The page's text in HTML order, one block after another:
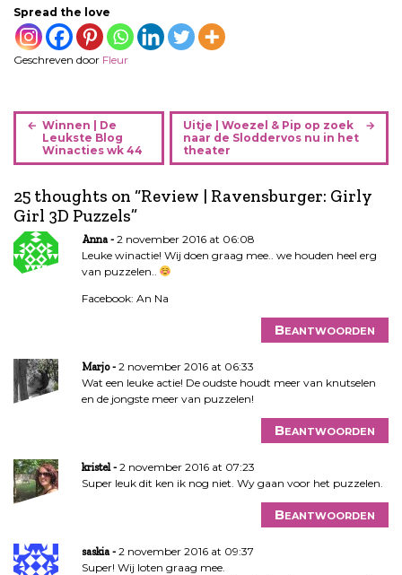
Spread the love
Geschreven door Fleur
B
r
c
h
t
n
a
a
t
i
Winnen | De
Leukste Blog
Winacties wk 44
Uitje | Woezel & Pip op zoek
naar de Sloddervos nu in het
theater
25 thoughts on “Review | Ravensburger: Girly
Girl 3D Puzzels”
Anna
2 november 2016 at 06:08
Leuke winactie! Wij doen graag mee.. we houden heel erg
van puzzelen..
Facebook: An Na
Beantwoorden
Marjo
2 november 2016 at 06:33
Wat een leuke actie! De oudste houdt meer van knutselen
en de jongste meer van puzzelen!
Beantwoorden
kristel
2 november 2016 at 07:23
Super leuk dit ken ik nog niet. Wy gaan voor het puzzelen.
Beantwoorden
saskia
2 november 2016 at 09:37
Super! Wij loten graag mee.